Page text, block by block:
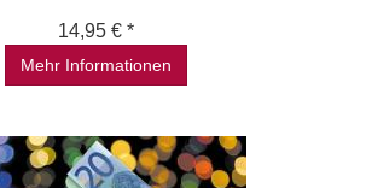
14,95 € *
Mehr Informationen